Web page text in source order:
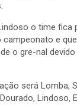
o time fica
campeonato e
o gre-nal
será Lomba,
Lindoso,